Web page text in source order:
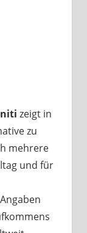
zeigt in
zu
mehrere
und für